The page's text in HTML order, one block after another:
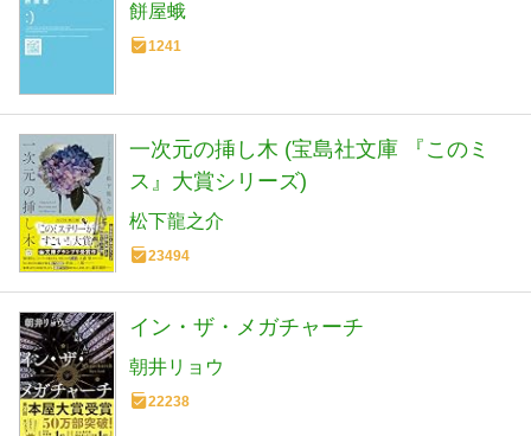
餅屋蛾
1241
一次元の挿し木 (宝島社文庫 『このミ
ス』大賞シリーズ)
松下龍之介
23494
イン・ザ・メガチャーチ
朝井リョウ
22238